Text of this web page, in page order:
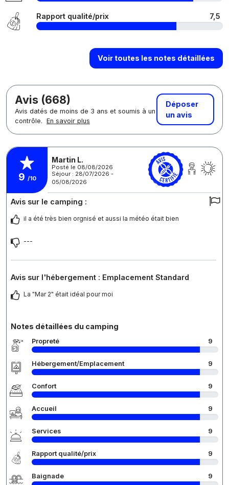
Rapport qualité/prix 7,5
Voir toutes les notes détaillées
Avis (668)
Avis datés de moins de 3 ans et soumis à un
contrôle. En savoir plus
Déposer
un avis
9 /10
Martin L.
Posté le 08/08/2026
Séjour : 28/07/2026 -
05/08/2026
Avis sur le camping :
il a été très bien orgnisé et aussi la météo était bien
---
Avis sur l'hébergement : Emplacement Standard
La "Mar 2" était idéal pour moi
Notes détaillées du camping
Propreté 9
Hébergement/Emplacement 9
Confort 9
Accueil 9
Services 9
Rapport qualité/prix 9
Baignade 9